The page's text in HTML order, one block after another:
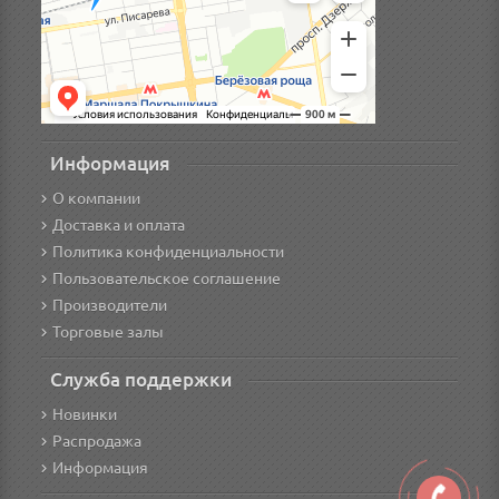
Информация
О компании
Доставка и оплата
Политика конфиденциальности
Пользовательское соглашение
Производители
Торговые залы
Служба поддержки
Новинки
Распродажа
Информация